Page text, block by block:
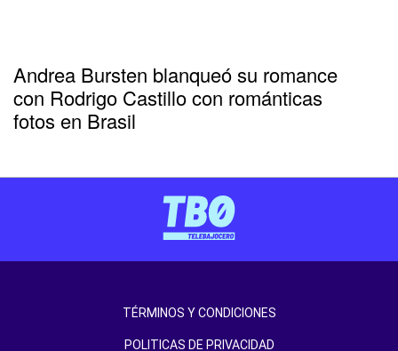
Andrea Bursten blanqueó su romance
con Rodrigo Castillo con románticas
fotos en Brasil
TÉRMINOS Y CONDICIONES
POLITICAS DE PRIVACIDAD